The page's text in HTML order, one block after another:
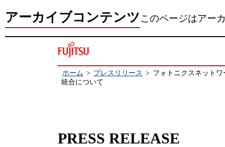
アーカイブコンテンツこのページはアー
ホーム > プレスリリース > フォトニクスネット
統合について
PRESS RELEASE